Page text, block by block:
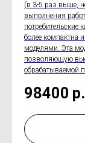
(в 3-5 раз выше,
выполнения
потребительские
более компактна
моделями. Эта
позволяющую
обрабатываемой
98400 р.